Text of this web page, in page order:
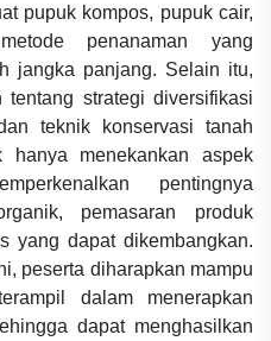
pupuk kompos, pupuk cair,
penanaman yang
jangka panjang. Selain itu,
strategi diversifikasi
teknik konservasi tanah
menekankan aspek
pentingnya
pemasaran produk
yang dapat dikembangkan.
peserta diharapkan mampu
dalam menerapkan
dapat menghasilkan